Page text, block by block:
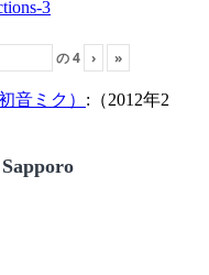
の4 › »
音ミク） :（2012年2